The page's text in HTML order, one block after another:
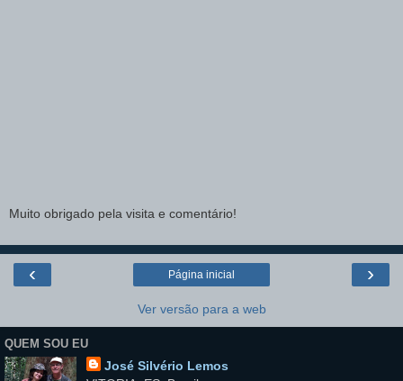
Muito obrigado pela visita e comentário!
‹ ›
Página inicial
Ver versão para a web
QUEM SOU EU
José Silvério Lemos